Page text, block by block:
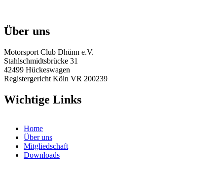
Über uns
Motorsport Club Dhünn e.V.
Stahlschmidtsbrücke 31
42499 Hückeswagen
Registergericht Köln VR 200239
Wichtige Links
Home
Über uns
Mitgliedschaft
Downloads